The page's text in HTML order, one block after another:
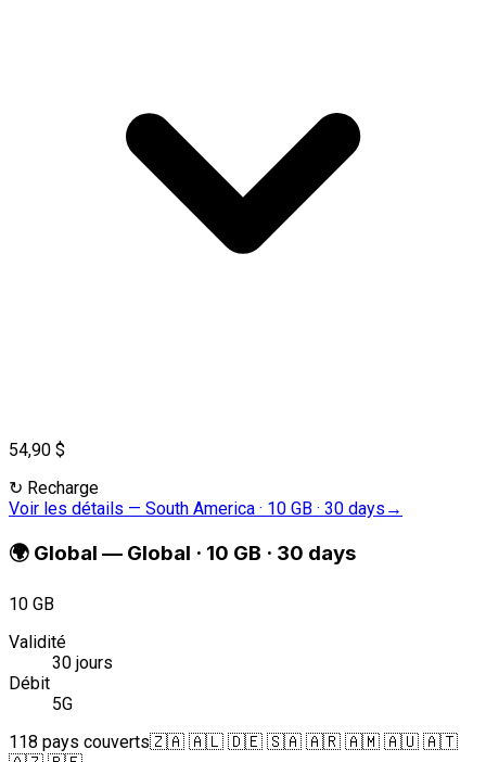
54,90 $
↻ Recharge
Voir les détails — South America · 10 GB · 30 days →
🌍 Global — Global · 10 GB · 30 days
10 GB
Validité
30 jours
Débit
5G
118 pays couverts🇿🇦 🇦🇱 🇩🇪 🇸🇦 🇦🇷 🇦🇲 🇦🇺 🇦🇹